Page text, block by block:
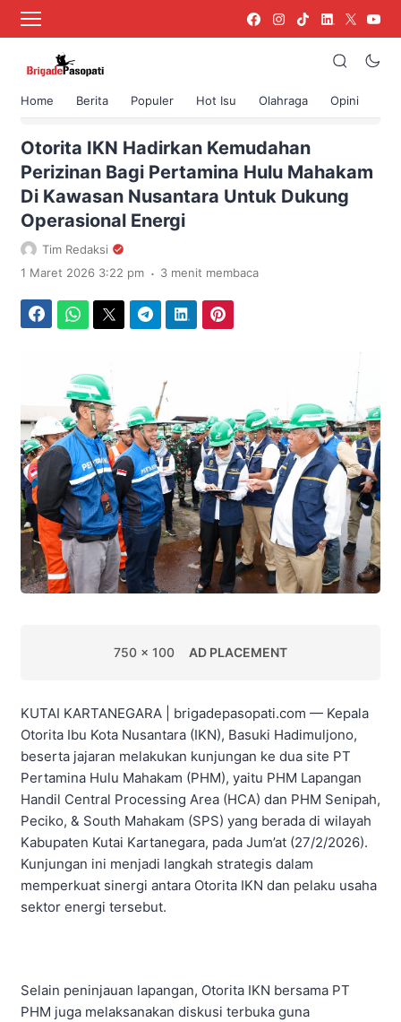
Home Berita Populer Hot Isu Olahraga Opini
›
Otorita IKN Hadirkan Kemudahan
Perizinan Bagi Pertamina Hulu Mahakam
Di Kawasan Nusantara Untuk Dukung
Operasional Energi
Tim Redaksi
1 Maret 2026 3:22 pm . 3 menit membaca
750 x 100 AD PLACEMENT
KUTAI KARTANEGARA | brigadepasopati.com — Kepala
Otorita Ibu Kota Nusantara (IKN), Basuki Hadimuljono,
beserta jajaran melakukan kunjungan ke dua site PT
Pertamina Hulu Mahakam (PHM), yaitu PHM Lapangan
Handil Central Processing Area (HCA) dan PHM Senipah,
Peciko, & South Mahakam (SPS) yang berada di wilayah
Kabupaten Kutai Kartanegara, pada Jum’at (27/2/2026).
Kunjungan ini menjadi langkah strategis dalam
memperkuat sinergi antara Otorita IKN dan pelaku usaha
sektor energi tersebut.
Selain peninjauan lapangan, Otorita IKN bersama PT
PHM juga melaksanakan diskusi terbuka guna